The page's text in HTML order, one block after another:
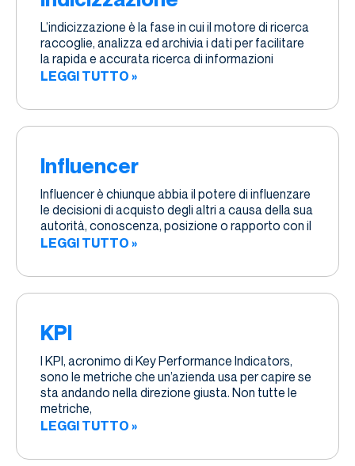
L’indicizzazione è la fase in cui il motore di ricerca
raccoglie, analizza ed archivia i dati per facilitare
la rapida e accurata ricerca di informazioni
LEGGI TUTTO »
Influencer
Influencer è chiunque abbia il potere di influenzare
le decisioni di acquisto degli altri a causa della sua
autorità, conoscenza, posizione o rapporto con il
LEGGI TUTTO »
KPI
I KPI, acronimo di Key Performance Indicators,
sono le metriche che un’azienda usa per capire se
sta andando nella direzione giusta. Non tutte le
metriche,
LEGGI TUTTO »